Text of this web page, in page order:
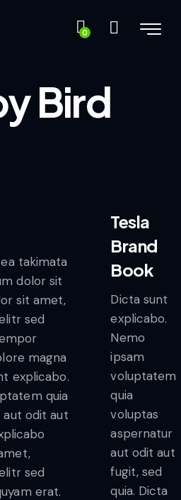
0
Bird
takimata
dolor sit
sit amet,
sed
magna
explicabo.
quia
odit aut
sed
erat.
Tesla
Brand
Book
Dicta sunt
explicabo.
Nemo
ipsam
voluptatem
quia
voluptas
aspernatur
aut odit aut
fugit, sed
quia. Dicta